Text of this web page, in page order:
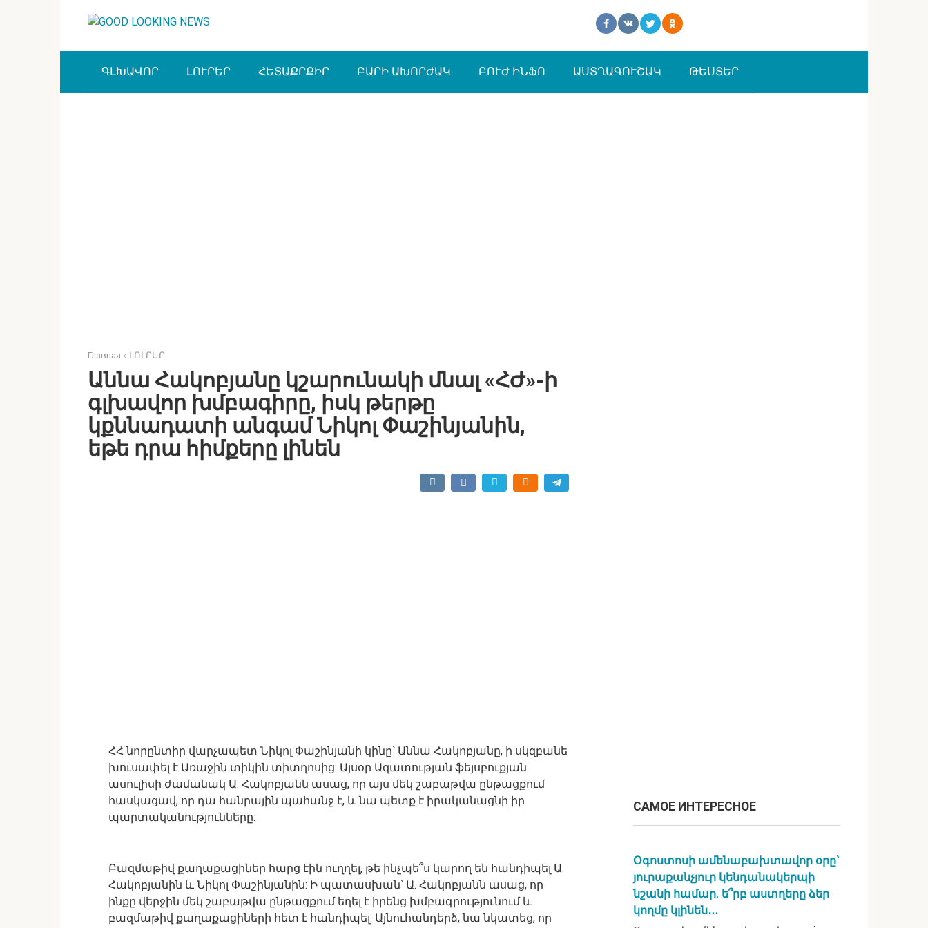
ԳԼԽԱՎՈՐ ԼՈՒՐԵՐ ՀԵՏԱՔՐՔԻՐ ԲԱՐԻ ԱԽՈՐԺԱԿ ԲՈՒԺ ԻՆՖՈ ԱՍՏՂԱԳՈՒՇԱԿ ԹԵՍՏԵՐ
Главная » ԼՈՒՐԵՐ
Աննա Հակոբյանը կշարունակի մնալ «ՀԺ»-ի
գլխավոր խմբագիրը, իսկ թերթը
կքննադատի անգամ Նիկոլ Փաշինյանին,
եթե դրա հիմքերը լինեն
ՀՀ նորընտիր վարչապետ Նիկոլ Փաշինյանի կինը՝ Աննա Հակոբյանը, ի սկզբանե
խուսափել է Առաջին տիկին տիտղոսից: Այսօր Ազատության ֆեյսբուքյան
ասուլիսի ժամանակ Ա. Հակոբյանն ասաց, որ այս մեկ շաբաթվա ընթացքում
հասկացավ, որ դա հանրային պահանջ է, և նա պետք է իրականացնի իր
պարտականությունները:
Բազմաթիվ քաղաքացիներ հարց էին ուղղել, թե ինչպե՞ս կարող են հանդիպել Ա.
Հակոբյանին և Նիկոլ Փաշինյանին: Ի պատասխան՝ Ա. Հակոբյանն ասաց, որ
ինքը վերջին մեկ շաբաթվա ընթացքում եղել է իրենց խմբագրությունում և
բազմաթիվ քաղաքացիների հետ է հանդիպել: Այնուհանդերձ, նա նկատեց, որ
САМОЕ ИНТЕРЕСНОЕ
Օգոստոսի ամենաբախտավոր օրը`
յուրաքանչյուր կենդանակերպի
նշանի համար. ե՞րբ աստղերը ձեր
կողմը կլինեն․․․